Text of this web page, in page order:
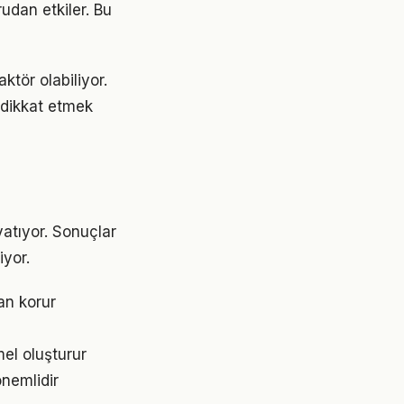
etkiler. Bu
olabiliyor.
etmek
Sonuçlar
korur
oluşturur